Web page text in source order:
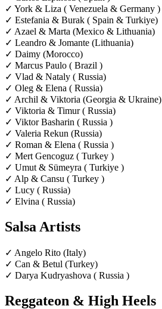
✓ York & Liza ( Venezuela & Germany )
✓ Estefania & Burak ( Spain & Turkiye)
✓ Azael & Marta (Mexico & Lithuania)
✓ Leandro & Jomante (Lithuania)
✓ Daimy (Morocco)
✓ Marcus Paulo ( Brazil )
✓ Vlad & Nataly ( Russia)
✓ Oleg & Elena ( Russia)
✓ Archil & Viktoria (Georgia & Ukraine)
✓ Viktoria & Timur ( Russia)
✓ Viktor Basharin ( Russia )
✓ Valeria Rekun (Russia)
✓ Roman & Elena ( Russia )
✓ Mert Gencoguz ( Turkey )
✓ Umut & Sümeyra ( Turkiye )
✓ Alp & Cansu ( Turkey )
✓ Lucy ( Russia)
✓ Elvina ( Russia)
Salsa Artists
✓ Angelo Rito (Italy)
✓ Can & Betul (Turkey)
✓ Darya Kudryashova ( Russia )
Reggateon & High Heels